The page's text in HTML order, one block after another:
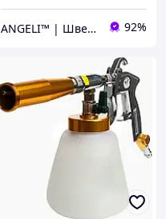
ANGELI™ | Швейне обладнання 92%